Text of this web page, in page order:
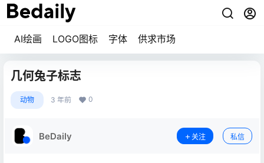
AI绘画 LOGO图标 字体 供求市场
几何兔子标志
动物 3 年前 0
BeDaily 关注 私信